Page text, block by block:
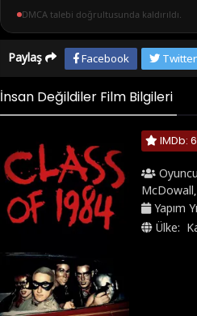
DMCA talebi doğrultusunda kaldırıldı.
Paylaş Facebook Twitter
İnsan Değildiler Film Bilgileri
IMDb:
McDowall,
Yapım
Ülke: